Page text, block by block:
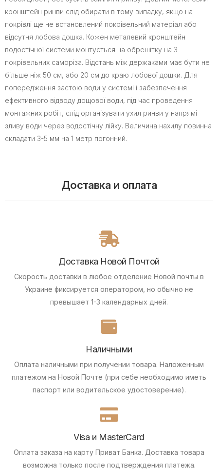
кронштейн ринви слід обирати в тому випадку, якщо на
покрівлі ще не встановлений покрівельний матеріал або
відсутня лобова дошка. Кожен металевий кронштейн
водостічної системи монтується на обрешітку на 3
покрівельних саморіза. Відстань між держаками має бути не
більше ніж 50 см, або 20 см до краю лобової дошки. Для
попередження застою води у системі і забезпечення
ефективного відводу дощової води, під час проведення
монтажних робіт, слід організувати ухил ринви у напрямі
зливу води через водостічну лійку. Величина нахилу повинна
складати 3-5 мм на 1 метр погонний.
Доставка и оплата
Доставка Новой Почтой
Скорость доставки в любое отделение Новой почты в
Украине фиксируется оператором, но обычно не
превышает 1-3 календарных дней.
Наличными
Оплата наличными при получении товара. Наложенным
платежом на Новой Почте (при себе необходимо иметь
паспорт или водительское удостоверение).
Visa и MasterCard
Оплата заказа на карту Приват Банка. Доставка товара
возможна только после подтверждения платежа.